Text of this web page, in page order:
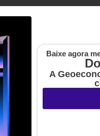
Baixe agora
A